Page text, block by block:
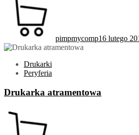
pimpmycomp16 lutego
Drukarki
Peryferia
Drukarka atramentowa